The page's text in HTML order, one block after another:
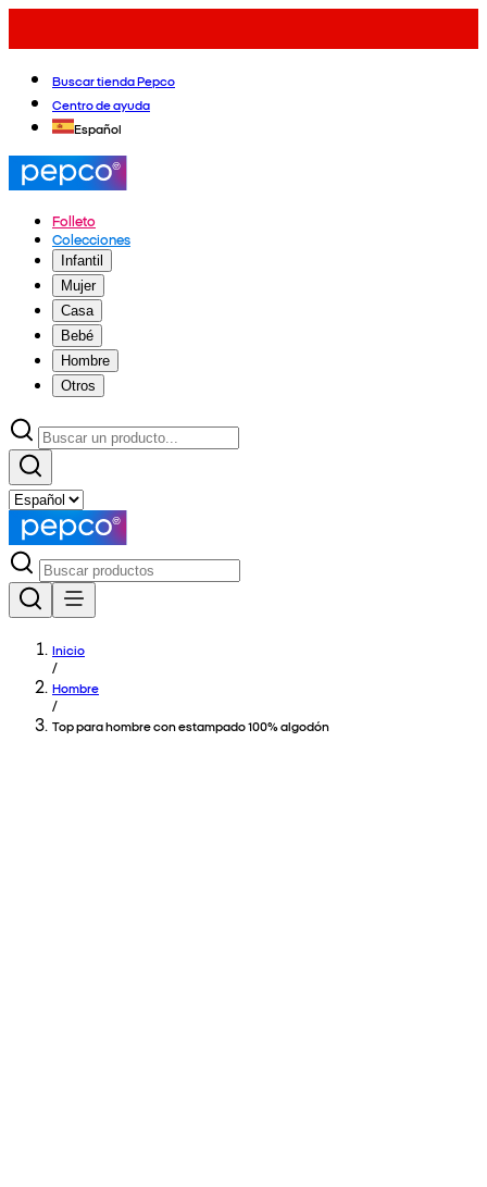
Buscar tienda Pepco
Centro de ayuda
Español
Folleto
Colecciones
Infantil
Mujer
Casa
Bebé
Hombre
Otros
Inicio
/
Hombre
/
Top para hombre con estampado 100% algodón